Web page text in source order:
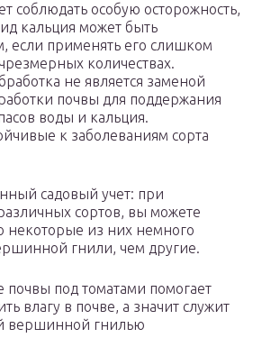
соблюдать особую осторожность,
кальция может быть
если применять его слишком
количествах.
не является заменой
почвы для поддержания
воды и кальция.
к заболеваниям сорта
садовый учет: при
сортов, вы можете
некоторые из них немного
гнили, чем другие.
под томатами помогает
влагу в почве, а значит служит
вершинной гнилью